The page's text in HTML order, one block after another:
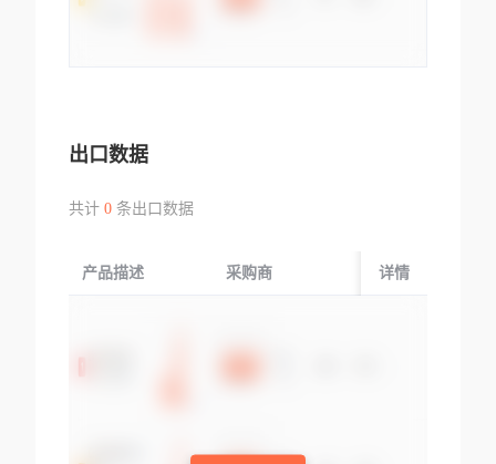
出口数据
共计 0条出口数据
产品描述 采购商 起运国/地区
详情